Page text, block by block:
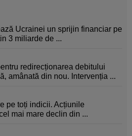
Ucrainei un sprijin financiar pe
3 miliarde de ...
redirecționarea debitului
amânată din nou. Intervenția ...
pe toți indicii. Acțiunile
mai mare declin din ...